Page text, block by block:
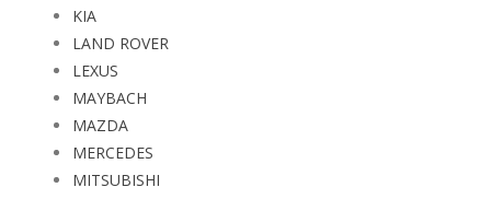
KIA
LAND ROVER
LEXUS
MAYBACH
MAZDA
MERCEDES
MITSUBISHI